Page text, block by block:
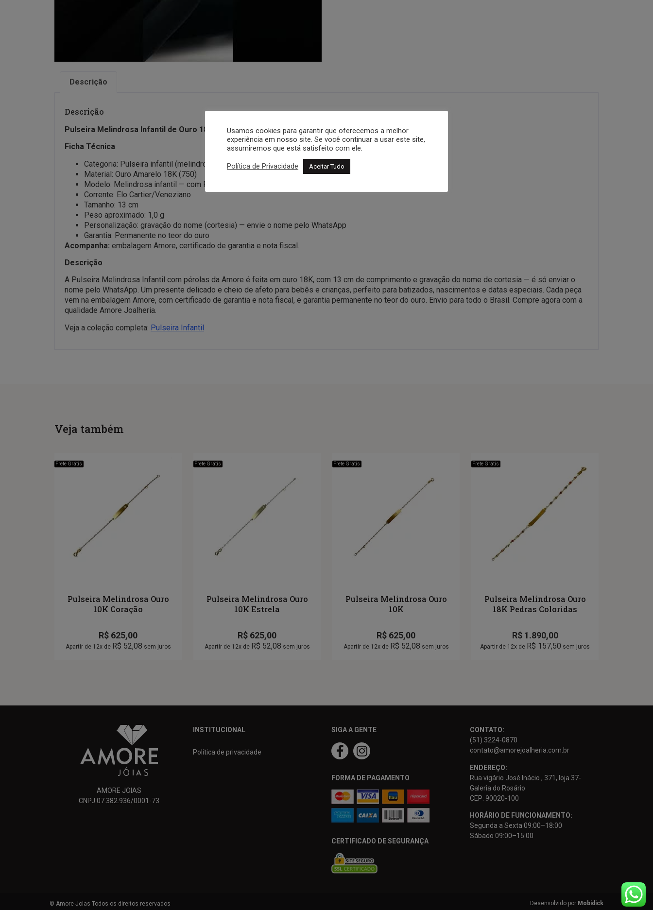
Descrição
Descrição
Pulseira Melindrosa Infantil de Ouro 18K — com Pérolas
Ficha Técnica
Categoria: Pulseira infantil (melindrosa)
Material: Ouro Amarelo 18K (750)
Modelo: Melindrosa infantil — com Pérolas
Corrente: Elo Cartier/Veneziano
Tamanho: 13 cm
Peso aproximado: 1,0 g
Personalização: gravação do nome (cortesia) — envie o nome pelo WhatsApp
Garantia: Permanente no teor do ouro
Acompanha: embalagem Amore, certificado de garantia e nota fiscal.
Descrição
A Pulseira Melindrosa Infantil com pérolas da Amore é feita em ouro 18K, com 13 cm de comprimento e gravação do nome de cortesia — é só enviar o
nome pelo WhatsApp. Um presente delicado e cheio de afeto para bebês e crianças, perfeito para batizados, nascimentos e datas especiais. Cada peça
vem na embalagem Amore, com certificado de garantia e nota fiscal, e garantia permanente no teor do ouro. Envio para todo o Brasil. Compre agora com a
qualidade Amore Joalheria.
Veja a coleção completa: Pulseira Infantil
Veja também
Frete Grátis
Pulseira Melindrosa Ouro
10K Coração
R$ 625,00
Apartir de 12x de R$ 52,08 sem juros
Frete Grátis
Pulseira Melindrosa Ouro
10K Estrela
R$ 625,00
Apartir de 12x de R$ 52,08 sem juros
Frete Grátis
Pulseira Melindrosa Ouro
10K
R$ 625,00
Apartir de 12x de R$ 52,08 sem juros
Frete Grátis
Pulseira Melindrosa Ouro
18K Pedras Coloridas
R$1.890,00
Apartir de 12x de R$ 157,50 sem juros
AMORE JOIAS
CNPJ 07.382.936/0001-73
INSTITUCIONAL
Política de privacidade
SIGA A GENTE
FORMA DE PAGAMENTO
CERTIFICADO DE SEGURANÇA
CONTATO:
(51) 3224-0870
contato@amorejoalheria.com.br
ENDEREÇO:
Rua vigário José Inácio , 371, loja 37-
Galeria do Rosário
CEP: 90020-100
HORÁRIO DE FUNCIONAMENTO:
Segunda a Sexta 09:00–18:00
Sábado 09:00–15:00
© Amore Joias Todos os direitos reservados Desenvolvido por Mobidick
Usamos cookies para garantir que oferecemos a melhor
experiência em nosso site. Se você continuar a usar este site,
assumiremos que está satisfeito com ele.
Política de Privacidade Aceitar Tudo